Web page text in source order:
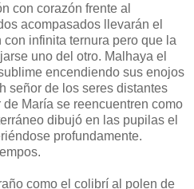
con corazón frente al
acompasados llevarán el
infinita ternura pero que la
uno del otro. Malhaya el
encendiendo sus enojos
señor de los seres distantes
María se reencuentren como
dibujó en las pupilas el
profundamente.
como el colibrí al polen de